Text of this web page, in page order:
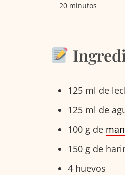
20 minutos
125 ml de
125 ml de
100 g de
150 g de
4 huevos